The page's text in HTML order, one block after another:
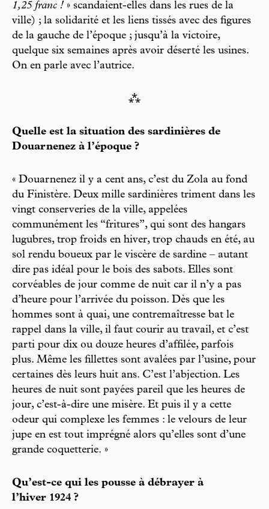
1,25 franc ! » scandaient-elles dans les rues de la
ville) ; la solidarité et les liens tissés avec des figures
de la gauche de l’époque ; jusqu’à la victoire,
quelque six semaines après avoir déserté les usines.
On en parle avec l’autrice.
⁂
Quelle est la situation des sardinières de
Douarnenez à l’époque ?
« Douarnenez il y a cent ans, c’est du Zola au fond
du Finistère. Deux mille sardinières triment dans les
vingt conserveries de la ville, appelées
communément les “fritures”, qui sont des hangars
lugubres, trop froids en hiver, trop chauds en été, au
sol rendu boueux par le viscère de sardine – autant
dire pas idéal pour le bois des sabots. Elles sont
corvéables de jour comme de nuit car il n’y a pas
d’heure pour l’arrivée du poisson. Dès que les
hommes sont à quai, une contremaîtresse bat le
rappel dans la ville, il faut courir au travail, et c’est
parti pour dix ou douze heures d’affilée, parfois
plus. Même les fillettes sont avalées par l’usine, pour
certaines dès leurs huit ans. C’est l’abjection. Les
heures de nuit sont payées pareil que les heures de
jour, c’est-à-dire une misère. Et puis il y a cette
odeur qui complexe les femmes : le velours de leur
jupe en est tout imprégné alors qu’elles sont d’une
grande coquetterie. »
Qu’est-ce qui les pousse à débrayer à
l’hiver 1924 ?